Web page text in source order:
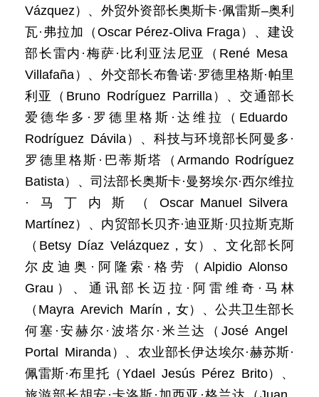
Vázquez）、外贸外资部长奥斯卡·佩雷斯–奥利
瓦·弗拉加（Oscar Pérez-Oliva Fraga）、建设
部长雷内·梅萨·比利亚法尼亚（René Mesa
Villafaña）、外交部长布鲁诺·罗德里格斯·帕里
利亚（Bruno Rodríguez Parrilla）、交通部长
爱德华多·罗德里格斯·达维拉（Eduardo
Rodríguez Dávila）、科技与环境部长阿曼多·
罗德里格斯·巴蒂斯塔（Armando Rodríguez
Batista）、司法部长奥斯卡·曼努埃尔·西尔维拉
·马丁内斯（Oscar Manuel Silvera
Martínez）、内贸部长贝齐·迪亚斯·贝拉斯克斯
（Betsy Díaz Velázquez，女）、文化部长阿
尔皮迪奥·阿隆索·格劳（Alpidio Alonso
Grau）、通讯部长迈拉·阿雷维奇·马林
（Mayra Arevich Marín，女）、公共卫生部长
何塞·安赫尔·波塔尔·米兰达（José Angel
Portal Miranda）、农业部长伊达埃尔·赫苏斯·
佩雷斯·布里托（Ydael Jesús Pérez Brito）、